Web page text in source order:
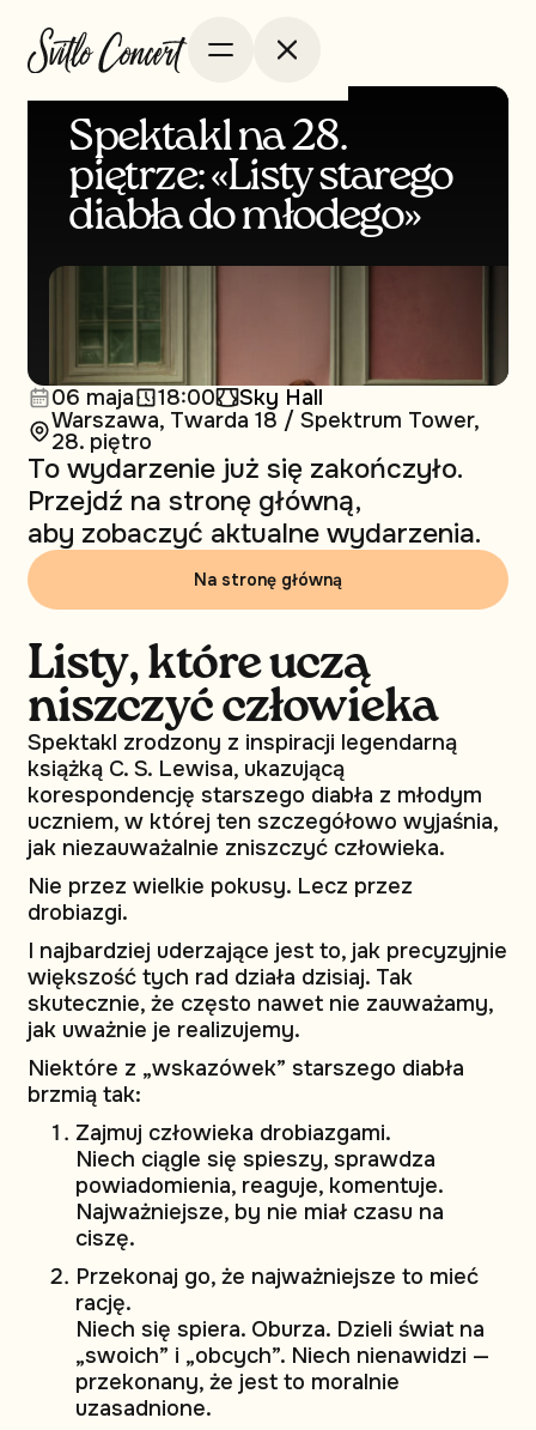
Spektakl na 28.
piętrze: «Listy starego
diabła do młodego»
06 maja 18:00 Sky Hall
Warszawa, Twarda 18 / Spektrum Tower,
28. piętro
To wydarzenie już się zakończyło.
Przejdź na stronę główną,
aby zobaczyć aktualne wydarzenia.
Na stronę główną
Listy, które uczą
niszczyć człowieka
Spektakl zrodzony z inspiracji legendarną
książką C. S. Lewisa, ukazującą
korespondencję starszego diabła z młodym
uczniem, w której ten szczegółowo wyjaśnia,
jak niezauważalnie zniszczyć człowieka.
Nie przez wielkie pokusy. Lecz przez
drobiazgi.
I najbardziej uderzające jest to, jak precyzyjnie
większość tych rad działa dzisiaj. Tak
skutecznie, że często nawet nie zauważamy,
jak uważnie je realizujemy.
Niektóre z „wskazówek” starszego diabła
brzmią tak:
Zajmuj człowieka drobiazgami.
Niech ciągle się spieszy, sprawdza
powiadomienia, reaguje, komentuje.
Najważniejsze, by nie miał czasu na
ciszę.
Przekonaj go, że najważniejsze to mieć
rację.
Niech się spiera. Oburza. Dzieli świat na
„swoich” i „obcych”. Niech nienawidzi —
przekonany, że jest to moralnie
uzasadnione.